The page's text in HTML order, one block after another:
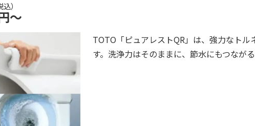
込）
〜
TOTO「ピュアレストQR」は、強力なト
す。洗浄力はそのままに、節水にもつなが